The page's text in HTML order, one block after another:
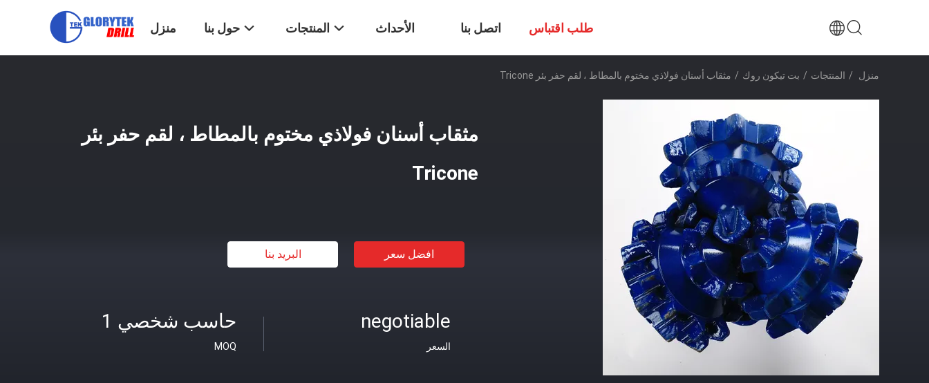
منزل حول بنا المنتجات الأحداث اتصل بنا طلب اقتباس
منزل / المنتجات / بت تيكون روك / مثقاب أسنان فولاذي مختوم بالمطاط ، لقم حفر بئر Tricone
مثقاب أسنان فولاذي مختوم بالمطاط ، لقم حفر بئر
Tricone
افضل سعر البريد بنا
حاسب شخصي 1
MOQ
negotiable
السعر